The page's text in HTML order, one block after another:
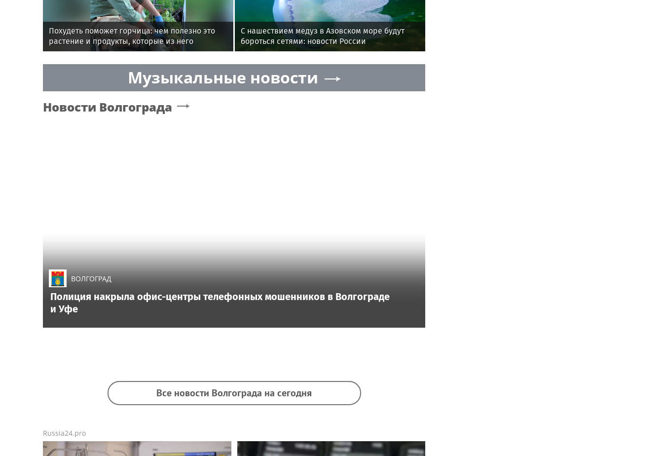
Похудеть поможет горчица: чем полезно это
растение и продукты, которые из него
производят
С нашествием медуз в Азовском море будут
бороться сетями: новости России
Музыкальные новости
Новости Волгограда
ВОЛГОГРАД
Полиция накрыла офис-центры телефонных мошенников в Волгограде
и Уфе
Все новости Волгограда на сегодня
Russia24.pro